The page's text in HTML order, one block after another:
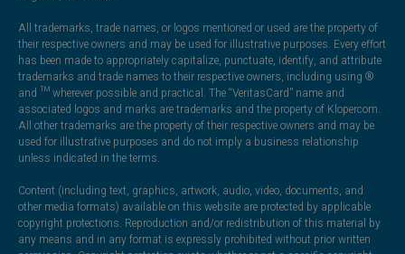
All trademarks, trade names, or logos mentioned or used are the property of
their respective owners and may be used for illustrative purposes. Every effort
has been made to appropriately capitalize, punctuate, identify, and attribute
trademarks and trade names to their respective owners, including using ®
and ™ wherever possible and practical. The “VeritasCard” name and
associated logos and marks are trademarks and the property of Klopercom.
All other trademarks are the property of their respective owners and may be
used for illustrative purposes and do not imply a business relationship
unless indicated in the terms.
Content (including text, graphics, artwork, audio, video, documents, and
other media formats) available on this website are protected by applicable
copyright protections. Reproduction and/or redistribution of this material by
any means and in any format is expressly prohibited without prior written